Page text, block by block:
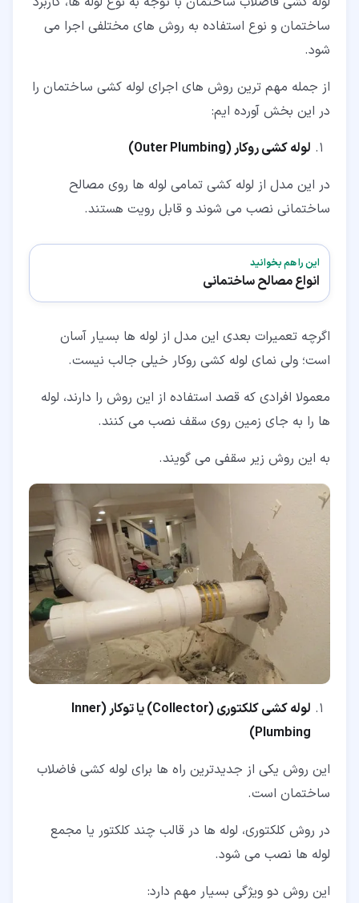
ساختمان و نوع استفاده به روش های مختلفی اجرا می
شود.
از جمله مهم ترین روش های اجرای لوله کشی ساختمان را
در این بخش آورده ایم:
لوله کشی روکار(Outer Plumbing)
در این مدل از لوله کشی تمامی لوله ها روی مصالح
ساختمانی نصب می شوند و قابل رویت هستند.
این را هم بخوانید
انواع مصالح ساختمانی
اگرچه تعمیرات بعدی این مدل از لوله ها بسیار آسان
است؛ ولی نمای لوله کشی روکار خیلی جالب نیست.
معمولا افرادی که قصد استفاده از این روش را دارند، لوله
ها را به جای زمین روی سقف نصب می کنند.
به این روش زیر سقفی می گویند.
لوله کشی کلکتوری(Collector) یا توکار (Inner
Plumbing)
این روش یکی از جدیدترین راه ها برای لوله کشی فاضلاب
ساختمان است.
در روش کلکتوری، لوله ها در قالب چند کلکتور یا مجمع
لوله ها نصب می شود.
این روش دو ویژگی بسیار مهم دارد: